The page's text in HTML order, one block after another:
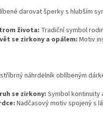
darovat šperky s hlubším
života: Tradiční symbol
se zirkony a opálem:Motiv
náhrdelník oblíbeným
se zirkony: Symbol kontinuity
Nadčasový motiv spojený s